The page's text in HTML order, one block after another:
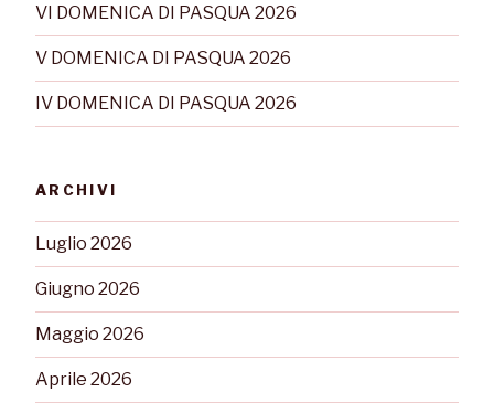
VI DOMENICA DI PASQUA 2026
V DOMENICA DI PASQUA 2026
IV DOMENICA DI PASQUA 2026
ARCHIVI
Luglio 2026
Giugno 2026
Maggio 2026
Aprile 2026